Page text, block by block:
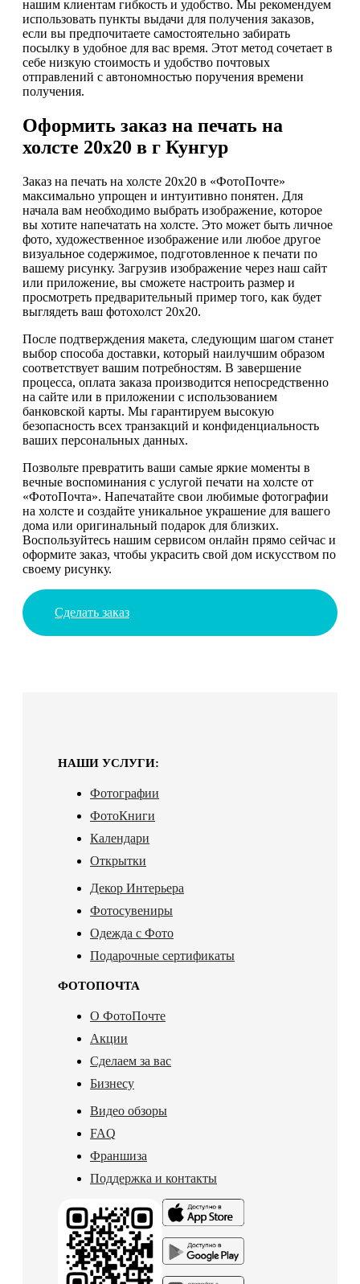
нашим клиентам гибкость и удобство. Мы рекомендуем
использовать пункты выдачи для получения заказов,
если вы предпочитаете самостоятельно забирать
посылку в удобное для вас время. Этот метод сочетает в
себе низкую стоимость и удобство почтовых
отправлений с автономностью поручения времени
получения.
Оформить заказ на печать на
холсте 20х20 в г Кунгур
Заказ на печать на холсте 20х20 в «ФотоПочте»
максимально упрощен и интуитивно понятен. Для
начала вам необходимо выбрать изображение, которое
вы хотите напечатать на холсте. Это может быть личное
фото, художественное изображение или любое другое
визуальное содержимое, подготовленное к печати по
вашему рисунку. Загрузив изображение через наш сайт
или приложение, вы сможете настроить размер и
просмотреть предварительный пример того, как будет
выглядеть ваш фотохолст 20х20.
После подтверждения макета, следующим шагом станет
выбор способа доставки, который наилучшим образом
соответствует вашим потребностям. В завершение
процесса, оплата заказа производится непосредственно
на сайте или в приложении с использованием
банковской карты. Мы гарантируем высокую
безопасность всех транзакций и конфиденциальность
ваших персональных данных.
Позвольте превратить ваши самые яркие моменты в
вечные воспоминания с услугой печати на холсте от
«ФотоПочта». Напечатайте свои любимые фотографии
на холсте и создайте уникальное украшение для вашего
дома или оригинальный подарок для близких.
Воспользуйтесь нашим сервисом онлайн прямо сейчас и
оформите заказ, чтобы украсить свой дом искусством по
своему рисунку.
Сделать заказ
НАШИ УСЛУГИ:
Фотографии
ФотоКниги
Календари
Открытки
Декор Интерьера
Фотосувениры
Одежда с Фото
Подарочные сертификаты
ФОТОПОЧТА
О ФотоПочте
Акции
Сделаем за вас
Бизнесу
Видео обзоры
FAQ
Франшиза
Поддержка и контакты